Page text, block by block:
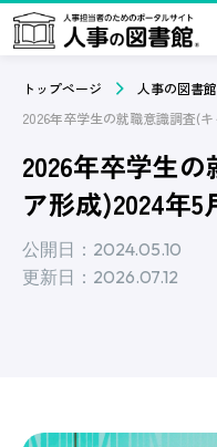
トップページ 人事の図書館
2026年卒学生
ア形成)2024年5
公開日：2024.05.10
更新日：2026.07.12